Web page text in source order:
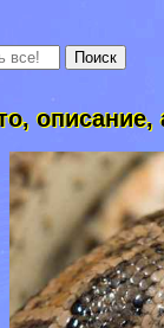
описание,